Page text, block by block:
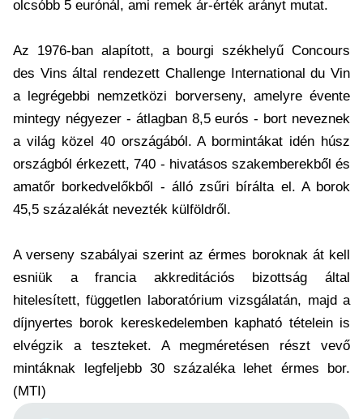
olcsóbb 5 eurónál, ami remek ár-érték arányt mutat.
Az 1976-ban alapított, a bourgi székhelyű Concours
des Vins által rendezett Challenge International du Vin
a legrégebbi nemzetközi borverseny, amelyre évente
mintegy négyezer - átlagban 8,5 eurós - bort neveznek
a világ közel 40 országából. A bormintákat idén húsz
országból érkezett, 740 - hivatásos szakemberekből és
amatőr borkedvelőkből - álló zsűri bírálta el. A borok
45,5 százalékát nevezték külföldről.
A verseny szabályai szerint az érmes boroknak át kell
esniük a francia akkreditációs bizottság által
hitelesített, független laboratórium vizsgálatán, majd a
díjnyertes borok kereskedelemben kapható tételein is
elvégzik a teszteket. A megméretésen részt vevő
mintáknak legfeljebb 30 százaléka lehet érmes bor.
(MTI)